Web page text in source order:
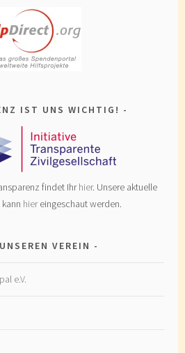
IST UNS WICHTIG!
findet Ihrhier. Unsere aktuelle
hiereingeschaut werden.
VEREIN
e.V.